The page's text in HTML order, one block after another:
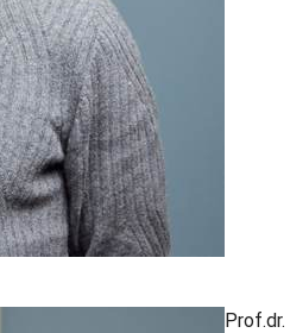
Prof.dr.